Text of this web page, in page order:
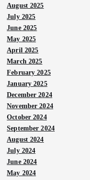
August 2025
July 2025
June 2025
May 2025
April 2025
March 2025
February 2025
January 2025
December 2024
November 2024
October 2024
September 2024
August 2024
July 2024
June 2024
May 2024